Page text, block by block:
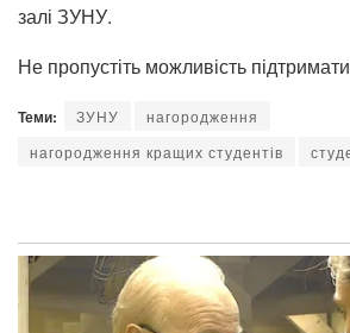
залі ЗУНУ.
Не пропустіть можливість
Теми: ЗУНУ
нагородження
нагородження кращих студентів